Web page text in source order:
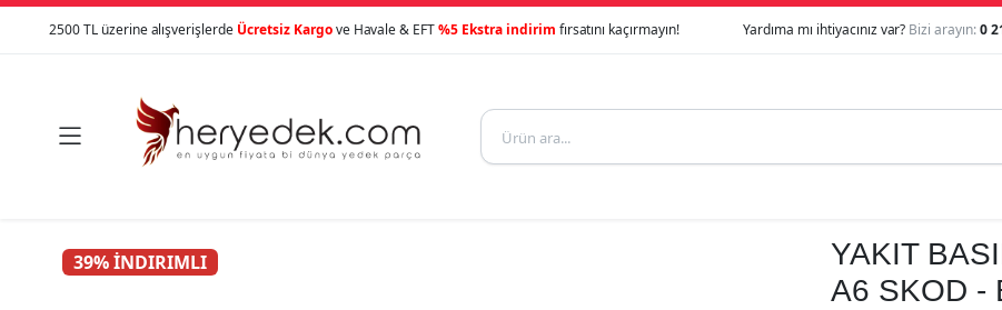
2500 TL üzerine alışverişlerde Ücretsiz Kargove Havale & EFT%5 Ekstra indirim fırsatını kaçırmayın! Yardıma mı ihtiyacınız var? Bizi arayın:0

39% İNDIRIMLI
YAKIT
A6 SKOD -